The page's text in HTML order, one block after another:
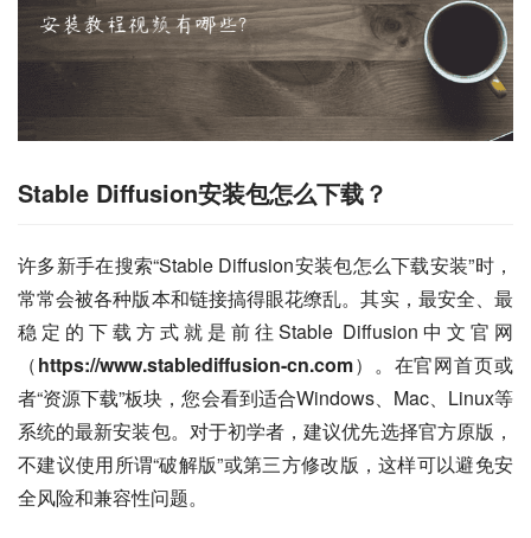
Stable Diffusion安装包怎么下载？
许多新手在搜索“Stable Diffusion安装包怎么下载安装”时，
常常会被各种版本和链接搞得眼花缭乱。其实，最安全、最
稳定的下载方式就是前往Stable Diffusion中文官网
（https://www.stablediffusion-cn.com）。在官网首页或
者“资源下载”板块，您会看到适合Windows、Mac、Linux等
系统的最新安装包。对于初学者，建议优先选择官方原版，
不建议使用所谓“破解版”或第三方修改版，这样可以避免安
全风险和兼容性问题。